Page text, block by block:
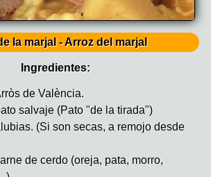
la marjal - Arroz del marjal
Ingredientes:
de València.
salvaje (Pato "de la tirada")
(Si son secas, a remojo desde
de cerdo (oreja, pata, morro,